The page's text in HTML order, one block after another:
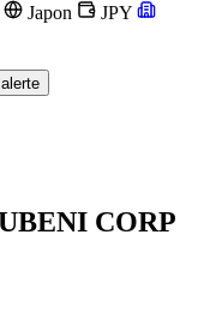
Japon
JPY
CORP